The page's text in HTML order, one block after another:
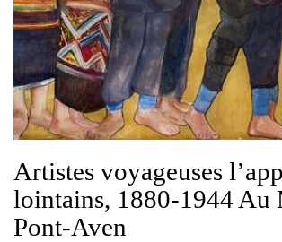
Artistes voyageuses
lointains, 1880-1944 Au
Pont-Aven